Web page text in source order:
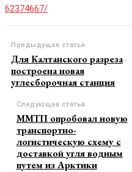
62374667/
Предыдущая статья
Для Калтанского разреза
построена новая
углесборочная станция
Следующая статья
ММТП опробовал новую
транспортно-
логистическую схему с
доставкой угля водным
путем из Арктики